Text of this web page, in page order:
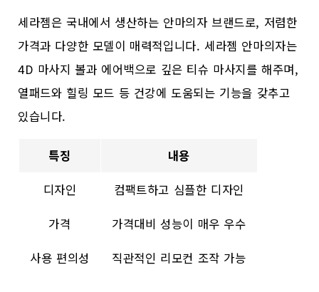
세라젬은 국내에서 생산하는 안마의자 브랜드로, 저렴한
가격과 다양한 모델이 매력적입니다. 세라젬 안마의자는
4D 마사지 볼과 에어백으로 깊은 티슈 마사지를 해주며,
열패드와 힐링 모드 등 건강에 도움되는 기능을 갖추고
있습니다.
특징
내용
디자인
컴팩트하고 심플한 디자인
가격
가격대비 성능이 매우 우수
사용 편의성
직관적인 리모컨 조작 가능